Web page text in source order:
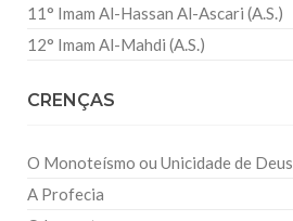
11° Imam Al-Hassan Al-Ascari (A.S.)
12° Imam Al-Mahdi (A.S.)
CRENÇAS
O Monoteísmo ou Unicidade de Deus
A Profecia